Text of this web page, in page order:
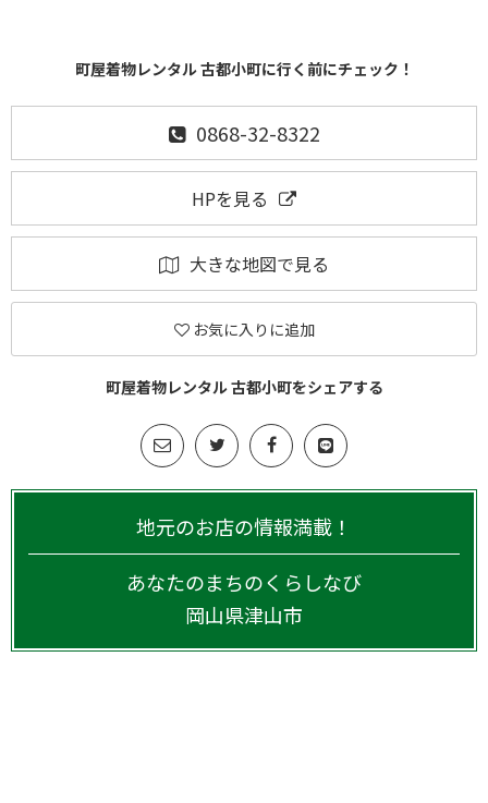
町屋着物レンタル 古都小町に行く前にチェック！
0868-32-8322
HPを見る
大きな地図で見る
お気に入りに追加
町屋着物レンタル 古都小町をシェアする
地元のお店の情報満載！
あなたのまちのくらしなび
岡山県津山市